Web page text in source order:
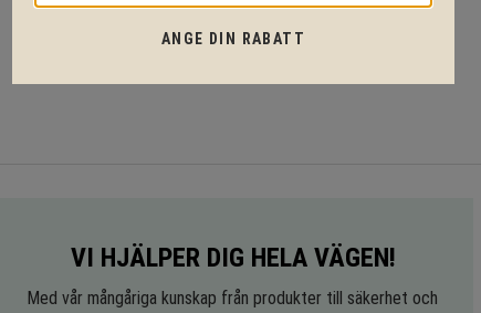
VI HJÄLPER DIG HELA VÄGEN!
Med vår mångåriga kunskap från produkter till säkerhet och
ANGE DIN RABATT